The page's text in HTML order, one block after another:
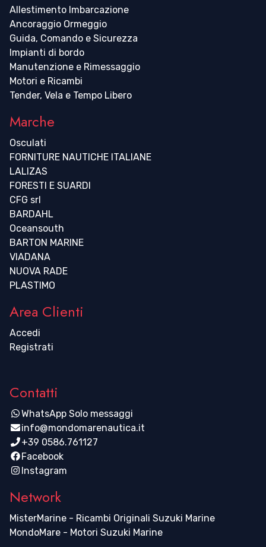
Allestimento Imbarcazione
Ancoraggio Ormeggio
Guida, Comando e Sicurezza
Impianti di bordo
Manutenzione e Rimessaggio
Motori e Ricambi
Tender, Vela e Tempo Libero
Marche
Osculati
FORNITURE NAUTICHE ITALIANE
LALIZAS
FORESTI E SUARDI
CFG srl
BARDAHL
Oceansouth
BARTON MARINE
VIADANA
NUOVA RADE
PLASTIMO
Area Clienti
Accedi
Registrati
Contatti
WhatsApp Solo messaggi
info@mondomarenautica.it
+39 0586.761127
Facebook
Instagram
Network
MisterMarine - Ricambi Originali Suzuki Marine
MondoMare - Motori Suzuki Marine